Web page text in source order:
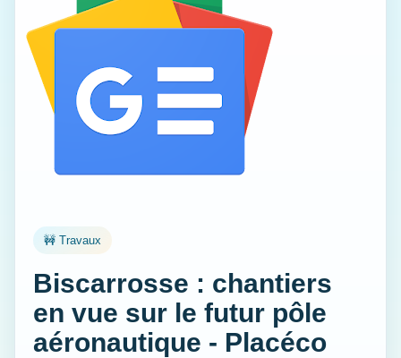
🚧 Travaux
Biscarrosse : chantiers
en vue sur le futur pôle
aéronautique - Placéco